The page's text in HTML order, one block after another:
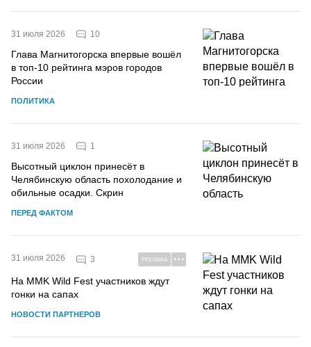
31 июля 2026 10
Глава Магнитогорска впервые вошёл
в топ-10 рейтинга мэров городов
России
ПОЛИТИКА
31 июля 2026 1
Высотный циклон принесёт в
Челябинскую область похолодание и
обильные осадки. Скрин
ПЕРЕД ФАКТОМ
31 июля 2026 3 РЕКЛАМА
На MMK Wild Fest участников ждут
гонки на сапах
НОВОСТИ ПАРТНЕРОВ